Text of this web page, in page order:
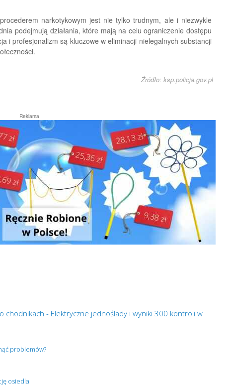
narkotykowym jest nie tylko trudnym, ale i niezwykle
podejmują działania, które mają na celu ograniczenie dostępu
i profesjonalizm są kluczowe w eliminacji nielegalnych substancji
Źródło: ksp.policja.gov.pl
Reklama
chodnikach - Elektryczne jednoślady i wyniki 300 kontroli w
problemów?
osiedla